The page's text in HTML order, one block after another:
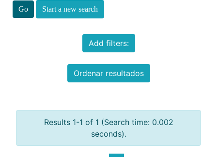
Start a new search
Add filters:
Ordenar resultados
Results 1-1 of 1 (Search time: 0.002
seconds).